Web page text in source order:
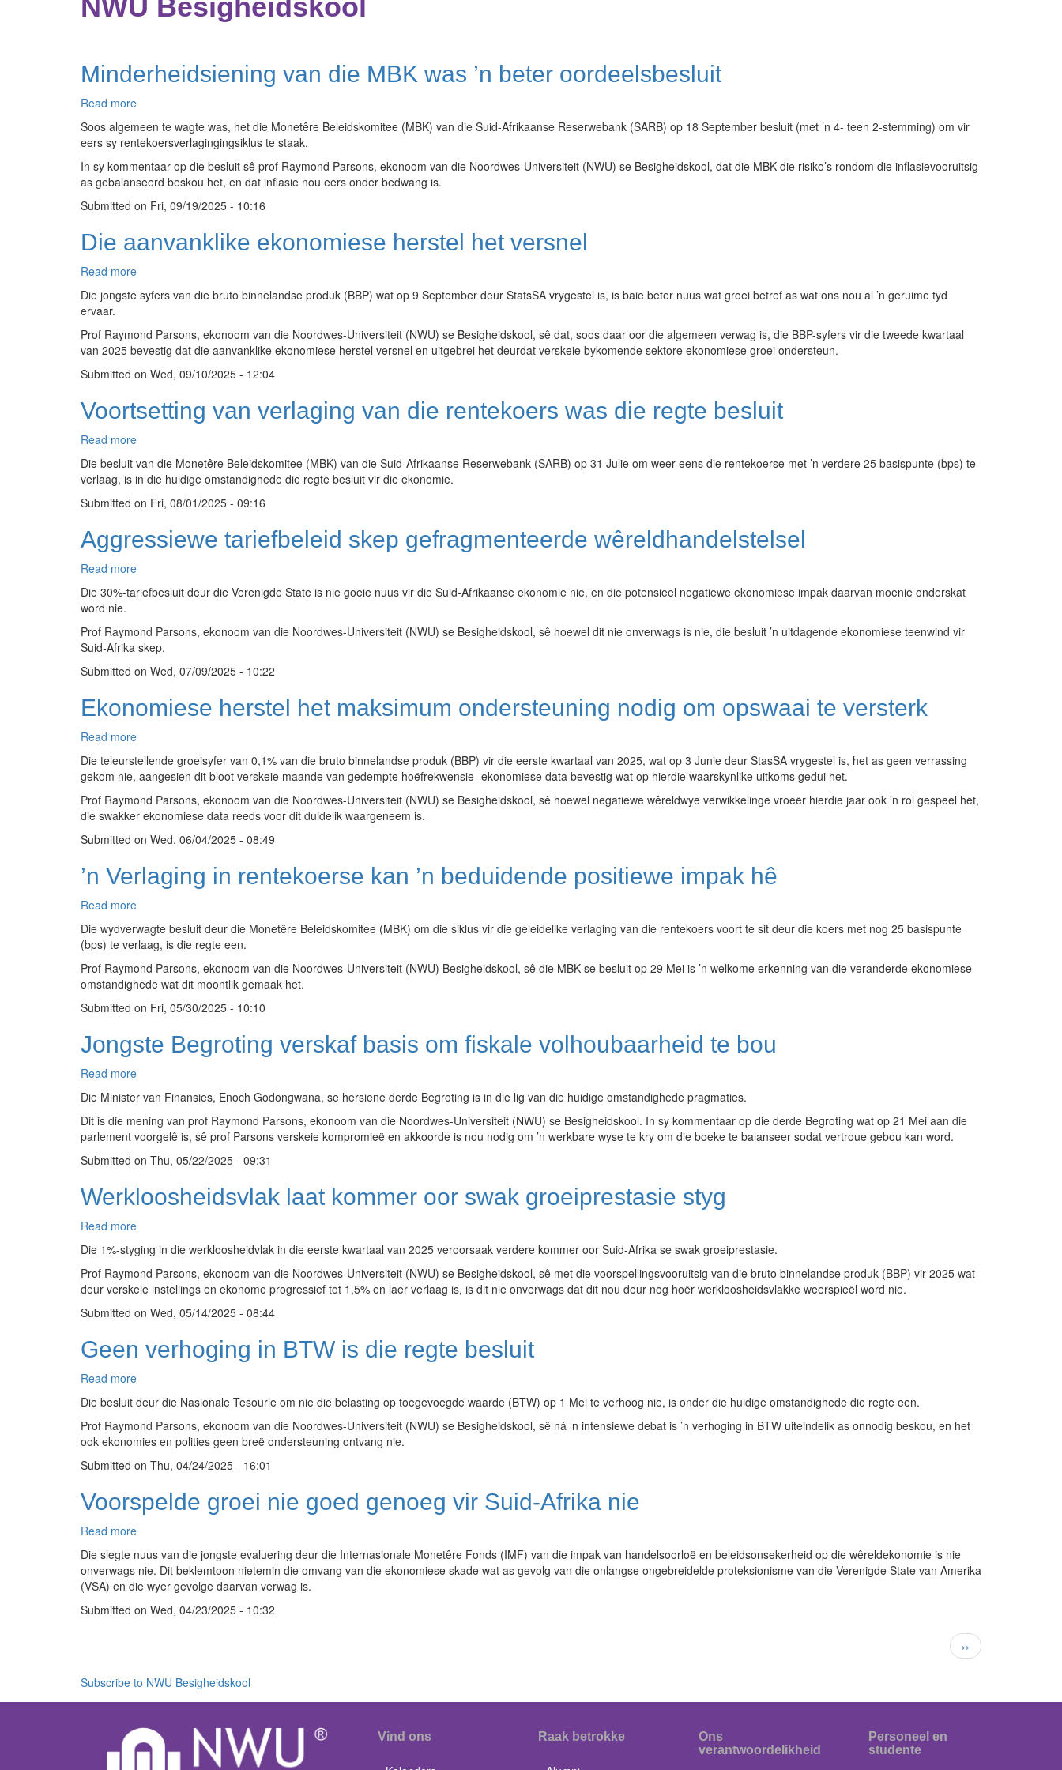
NWU Besigheidskool
Minderheidsiening van die MBK was ’n beter oordeelsbesluit
Read more
van
die
MBK
was
beter
oordeelsbesluit
Soos algemeen te wagte was, het die Monetêre Beleidskomitee (MBK) van die Suid-Afrikaanse Reserwebank (SARB) op 18 September besluit (met ’n 4- teen 2-stemming) om vir
eers sy rentekoersverlagingingsiklus te staak.
In sy kommentaar op die besluit sê prof Raymond Parsons, ekonoom van die Noordwes-Universiteit (NWU) se Besigheidskool, dat die MBK die risiko’s rondom die inflasievooruitsig
as gebalanseerd beskou het, en dat inflasie nou eers onder bedwang is.
Submitted on Fri, 09/19/2025 - 10:16
Die aanvanklike ekonomiese herstel het versnel
Read more
Die
aanvanklike
herstel
het
versnel
Die jongste syfers van die bruto binnelandse produk (BBP) wat op 9 September deur StatsSA vrygestel is, is baie beter nuus wat groei betref as wat ons nou al ’n geruime tyd
ervaar.
Prof Raymond Parsons, ekonoom van die Noordwes-Universiteit (NWU) se Besigheidskool, sê dat, soos daar oor die algemeen verwag is, die BBP-syfers vir die tweede kwartaal
van 2025 bevestig dat die aanvanklike ekonomiese herstel versnel en uitgebrei het deurdat verskeie bykomende sektore ekonomiese groei ondersteun.
Submitted on Wed, 09/10/2025 - 12:04
Voortsetting van verlaging van die rentekoers was die regte besluit
Read more
Voortsetting
van
verlaging
van
rentekoers
was
besluit
Die besluit van die Monetêre Beleidskomitee (MBK) van die Suid-Afrikaanse Reserwebank (SARB) op 31 Julie om weer eens die rentekoerse met ’n verdere 25 basispunte (bps) te
verlaag, is in die huidige omstandighede die regte besluit vir die ekonomie.
Submitted on Fri, 08/01/2025 - 09:16
Aggressiewe tariefbeleid skep gefragmenteerde wêreldhandelstelsel
Read more
Aggressiewe
tariefbeleid
gefragmenteerde
wêreldhandelstelsel
Die 30%-tariefbesluit deur die Verenigde State is nie goeie nuus vir die Suid-Afrikaanse ekonomie nie, en die potensieel negatiewe ekonomiese impak daarvan moenie onderskat
word nie.
Prof Raymond Parsons, ekonoom van die Noordwes-Universiteit (NWU) se Besigheidskool, sê hoewel dit nie onverwags is nie, die besluit ’n uitdagende ekonomiese teenwind vir
Suid-Afrika skep.
Submitted on Wed, 07/09/2025 - 10:22
Ekonomiese herstel het maksimum ondersteuning nodig om opswaai te versterk
Read more
Ekonomiese
herstel
het
maksimum
ondersteuning
nodig
om
opswaai
te
Die teleurstellende groeisyfer van 0,1% van die bruto binnelandse produk (BBP) vir die eerste kwartaal van 2025, wat op 3 Junie deur StasSA vrygestel is, het as geen verrassing
gekom nie, aangesien dit bloot verskeie maande van gedempte hoëfrekwensie- ekonomiese data bevestig wat op hierdie waarskynlike uitkoms gedui het.
Prof Raymond Parsons, ekonoom van die Noordwes-Universiteit (NWU) se Besigheidskool, sê hoewel negatiewe wêreldwye verwikkelinge vroeër hierdie jaar ook ’n rol gespeel het,
die swakker ekonomiese data reeds voor dit duidelik waargeneem is.
Submitted on Wed, 06/04/2025 - 08:49
’n Verlaging in rentekoerse kan ’n beduidende positiewe impak hê
Read more
Verlaging
in
rentekoerse
kan
beduidende
impak
Die wydverwagte besluit deur die Monetêre Beleidskomitee (MBK) om die siklus vir die geleidelike verlaging van die rentekoers voort te sit deur die koers met nog 25 basispunte
(bps) te verlaag, is die regte een.
Prof Raymond Parsons, ekonoom van die Noordwes-Universiteit (NWU) Besigheidskool, sê die MBK se besluit op 29 Mei is ’n welkome erkenning van die veranderde ekonomiese
omstandighede wat dit moontlik gemaak het.
Submitted on Fri, 05/30/2025 - 10:10
Jongste Begroting verskaf basis om fiskale volhoubaarheid te bou
Read more
Jongste
Begroting
verskaf
basis
om
fiskale
volhoubaarheid
te
Die Minister van Finansies, Enoch Godongwana, se hersiene derde Begroting is in die lig van die huidige omstandighede pragmaties.
Dit is die mening van prof Raymond Parsons, ekonoom van die Noordwes-Universiteit (NWU) se Besigheidskool. In sy kommentaar op die derde Begroting wat op 21 Mei aan die
parlement voorgelê is, sê prof Parsons verskeie kompromieë en akkoorde is nou nodig om ’n werkbare wyse te kry om die boeke te balanseer sodat vertroue gebou kan word.
Submitted on Thu, 05/22/2025 - 09:31
Werkloosheidsvlak laat kommer oor swak groeiprestasie styg
Read more
Werkloosheidsvlak
laat
kommer
oor
swak
groeiprestasie
Die 1%-styging in die werkloosheidvlak in die eerste kwartaal van 2025 veroorsaak verdere kommer oor Suid-Afrika se swak groeiprestasie.
Prof Raymond Parsons, ekonoom van die Noordwes-Universiteit (NWU) se Besigheidskool, sê met die voorspellingsvooruitsig van die bruto binnelandse produk (BBP) vir 2025 wat
deur verskeie instellings en ekonome progressief tot 1,5% en laer verlaag is, is dit nie onverwags dat dit nou deur nog hoër werkloosheidsvlakke weerspieël word nie.
Submitted on Wed, 05/14/2025 - 08:44
Geen verhoging in BTW is die regte besluit
Read more
Geen
verhoging
in
BTW
die
besluit
Die besluit deur die Nasionale Tesourie om nie die belasting op toegevoegde waarde (BTW) op 1 Mei te verhoog nie, is onder die huidige omstandighede die regte een.
Prof Raymond Parsons, ekonoom van die Noordwes-Universiteit (NWU) se Besigheidskool, sê ná ’n intensiewe debat is ’n verhoging in BTW uiteindelik as onnodig beskou, en het
ook ekonomies en polities geen breë ondersteuning ontvang nie.
Submitted on Thu, 04/24/2025 - 16:01
Voorspelde groei nie goed genoeg vir Suid-Afrika nie
Read more
Voorspelde
groei
nie
goed
genoeg
Die slegte nuus van die jongste evaluering deur die Internasionale Monetêre Fonds (IMF) van die impak van handelsoorloë en beleidsonsekerheid op die wêreldekonomie is nie
onverwags nie. Dit beklemtoon nietemin die omvang van die ekonomiese skade wat as gevolg van die onlangse ongebreidelde proteksionisme van die Verenigde State van Amerika
(VSA) en die wyer gevolge daarvan verwag is.
Submitted on Wed, 04/23/2025 - 10:32
Next
page
››
Subscribe to NWU Besigheidskool
Vind ons Raak betrokke
Ons
verantwoordelikheid
Personeel en
studente